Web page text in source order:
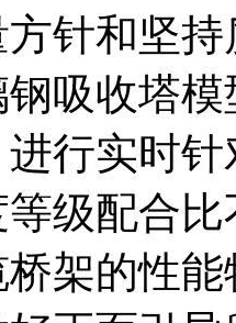
针和坚
吸收塔
行实时
级配合
架的性